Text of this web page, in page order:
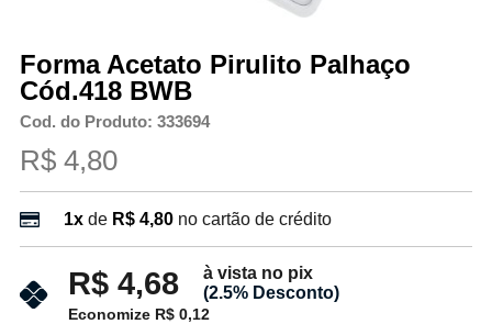
Forma Acetato Pirulito Palhaço
Cód.418 BWB
Cod. do Produto: 333694
R$ 4,80
1xde R$ 4,80 no cartão de crédito
R$ 4,68
à vista no pix
(2.5% Desconto)
Economize R$ 0,12